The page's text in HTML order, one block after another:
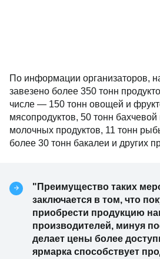
По информации организаторов,
завезено более 350 тонн
числе — 150 тонн овощей и
мясопродуктов, 50 тонн
молочных продуктов, 11 тонн
более 30 тонн бакалеи и других
"Преимущество таких
заключается в том, что
приобрести продукцию
производителей, минуя
делает цены более
ярмарка способствует